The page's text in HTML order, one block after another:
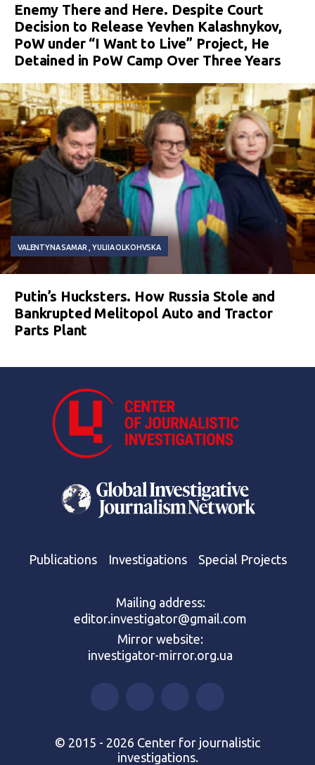
Enemy There and Here. Despite Court
Decision to Release Yevhen Kalashnykov,
PoW under “I Want to Live” Project, He
Detained in PoW Camp Over Three Years
VALENTYNA SAMAR YULIIA OLKOHVSKA
Putin’s Hucksters. How Russia Stole and
Bankrupted Melitopol Auto and Tractor
Parts Plant
Publications Investigations Special Projects
Mailing address:
editor.investigator@gmail.com
Mirror website:
investigator-mirror.org.ua
© 2015 - 2026 Center for journalistic
investigations.